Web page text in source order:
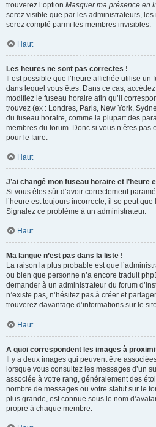
trouverez l’option Masquer ma présence en
serez visible que par les administrateurs,
serez compté parmi les membres invisibles.
Haut
Les heures ne sont pas correctes !
Il est possible que l’heure affichée utilise
dans lequel vous êtes. Dans ce cas,
modifiez le fuseau horaire afin qu’il
trouvez (ex : Londres, Paris, New York,
du fuseau horaire, comme la plupart des
membres du forum. Donc si vous n’êtes pas
pour le faire.
Haut
J’ai changé mon fuseau horaire et l’heure
Si vous êtes sûr d’avoir correctement
l’heure est toujours incorrecte, il se peut
Signalez ce problème à un administrateur.
Haut
Ma langue n’est pas dans la liste !
La raison la plus probable est que
ou bien que personne n’a encore traduit
demander à un administrateur du forum
n’existe pas, n’hésitez pas à créer et
trouverez davantage d’informations sur le
Haut
A quoi correspondent les images à
Il y a deux images qui peuvent être
lorsque vous consultez les messages d’un
associée à votre rang, généralement des
nombre de messages ou votre statut sur le
plus grande, est connue sous le nom
propre à chaque membre.